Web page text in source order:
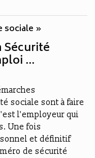
sociale »
...
sociale sont à faire
l'employeur qui
Une fois
et définitif
de sécurité